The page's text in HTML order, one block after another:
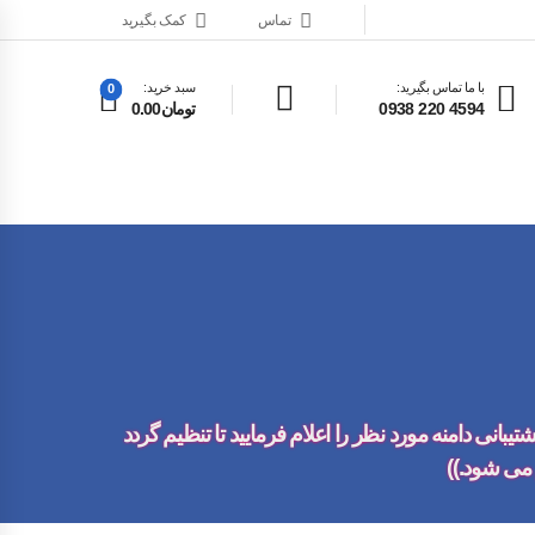
تماس کمک بگیرید
با ما تماس بگیرید:
4594 220 0938
سبد خرید:
تومان0.00
0
دامنه مورد نظر را اعلام فرمایید تا تنظیم گردد
می شود.))